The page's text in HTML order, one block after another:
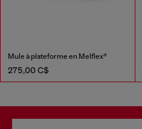
Mule à plateforme en Melflex®
275,00 C$